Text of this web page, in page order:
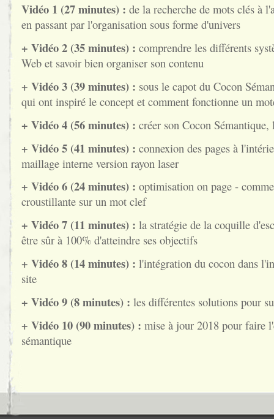
Vidéo 1 (27 minutes) : de la recherche de mots clés à
en passant par l'organisation sous forme d'univers
+ Vidéo 2 (35 minutes) : comprendre les différents
Web et savoir bien organiser son contenu
+ Vidéo 3 (39 minutes) : sous le capot du Cocon
qui ont inspiré le concept et comment fonctionne un
+ Vidéo 4 (56 minutes) : créer son Cocon
+ Vidéo 5 (41 minutes) : connexion des pages à
maillage interne version rayon laser
+ Vidéo 6 (24 minutes) : optimisation on page -
croustillante sur un mot clef
+ Vidéo 7 (11 minutes) : la stratégie de la coquille
être sûr à 100% d'atteindre ses objectifs
+ Vidéo 8 (14 minutes) : l'intégration du cocon dans
site
+ Vidéo 9 (8 minutes) : les différentes solutions pour
+ Vidéo 10 (90 minutes) : mise à jour 2018 pour faire
sémantique